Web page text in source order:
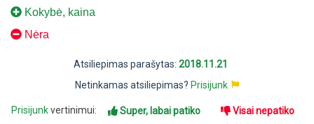
Kokybė, kaina
Nėra
Atsiliepimas parašytas: 2018.11.21
Netinkamas atsiliepimas? Prisijunk
Prisijunkvertinimui: Super, labai patiko Visai nepatiko